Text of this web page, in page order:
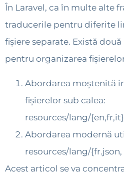
În Laravel, ca în multe alte
traducerile pentru diferite
fișiere separate. Există
pentru organizarea
Abordarea moștenită
fișierelor sub calea:
resources/lang/
Abordarea modernă
resources/lang/{fr.json,
Acest articol se va